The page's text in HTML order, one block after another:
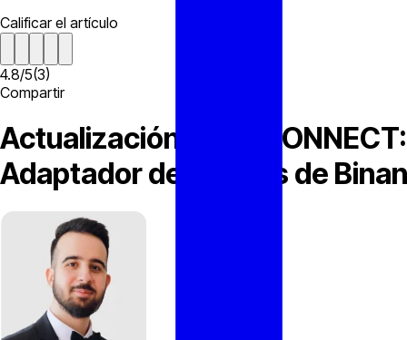
Calificar el artículo
4.8/5(3)
Compartir
Actualización de
Adaptador de Futuros de